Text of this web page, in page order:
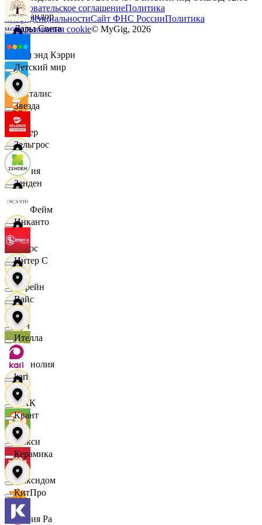
Командор
Кэш энд Кэрри
Лакталис
Левер
Линия
ЛисФейм
Логос
Лорейн
Луч
Магнолия
МАК
Макси
Максидом
Мария Ра
Дары Света
Детский мир
Звезда
Зельгрос
Зенден
Инканто
Интер С
Вайс
Ителла
kari
Квант
Керамика
КитПро
Пользовательское соглашениеПолитика
конфиденциальностиСайт ФНС РоссииПолитика
использования cookie© MyGig, 2026